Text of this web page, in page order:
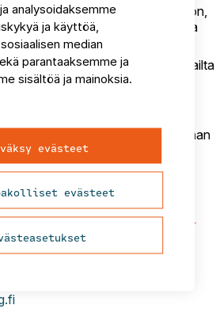
skenaariossa
oletus on,
taso säilyy korkeana ja kasvaa
tasosta.
skenaariossa
ulkomailta
määränoletetaan
muuttovoittojen määrän oletetaan
analysoidaksemme
ja käyttöä,
median
parantaaksemme ja
sisältöä ja mainoksia.
evästeet
evästeet